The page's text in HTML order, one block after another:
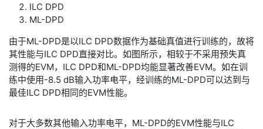
ILC DPD
ML-DPD
​由于ML-DPD是以ILC DPD数据作为基础真值进行训练的，故将
其性能与ILC DPD直接对比。如图所示，相较于不采用预失真
测得的EVM，ILC DPD和ML-DPD均能显著改善EVM。如在训
练中使用-8.5 dB输入功率电平，经训练的ML-DPD可以达到与
最佳ILC DPD相同的EVM性能。
​对于大多数其他输入功率电平，ML-DPD的EVM性能与ILC